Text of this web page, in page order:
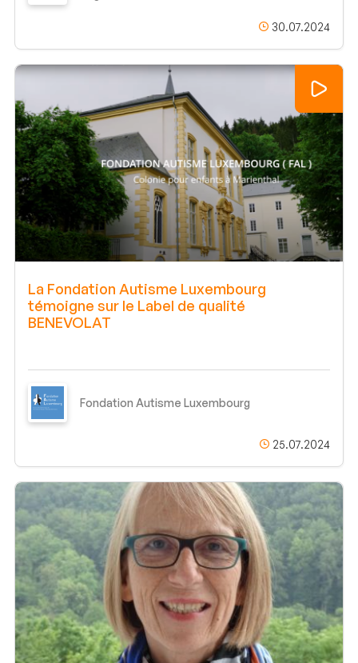
30.07.2024
La Fondation Autisme Luxembourg
témoigne sur le Label de qualité
BENEVOLAT
Fondation Autisme Luxembourg
25.07.2024